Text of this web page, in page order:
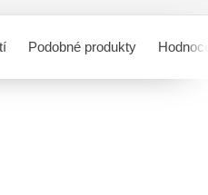
Podobné produkty